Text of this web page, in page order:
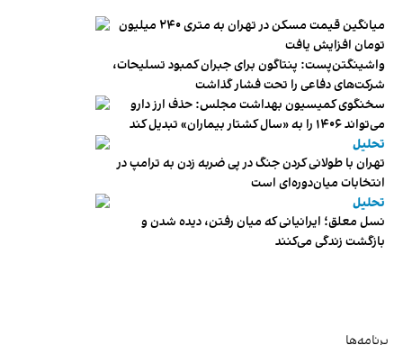
میانگین قیمت مسکن در تهران به متری ۲۴۰ میلیون
تومان افزایش یافت
واشینگتن‌پست: پنتاگون برای جبران کمبود تسلیحات،
شرکت‌های دفاعی را تحت فشار گذاشت
سخنگوی کمیسیون بهداشت مجلس: حذف ارز دارو
می‌تواند ۱۴۰۶ را به «سال کشتار بیماران» تبدیل کند
تحلیل
تهران با طولانی کردن جنگ در پی ضربه زدن به ترامپ در
انتخابات میان‌دوره‌ای است
تحلیل
نسل معلق؛ ایرانیانی که میان رفتن، دیده شدن و
بازگشت زندگی می‌کنند